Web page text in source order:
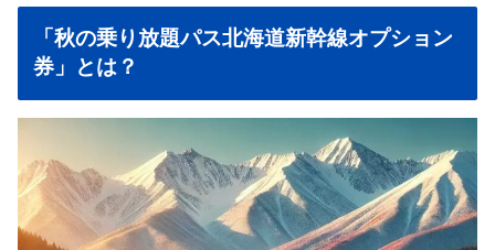
「秋の乗り放題パス北海道新幹線オプション
券」とは？